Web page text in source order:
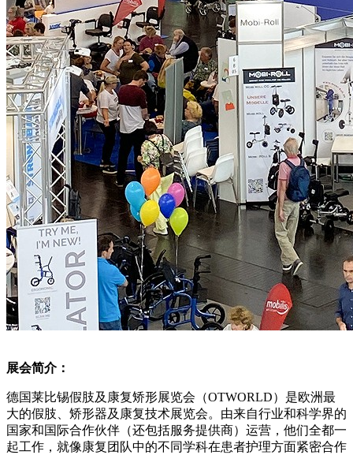
展会简介：
德国莱比锡假肢及康复矫形展览会（OTWORLD）是欧洲最
大的假肢、矫形器及康复技术展览会。由来自行业和科学界的
国家和国际合作伙伴（还包括服务提供商）运营，他们全都一
起工作，就像康复团队中的不同学科在患者护理方面紧密合作